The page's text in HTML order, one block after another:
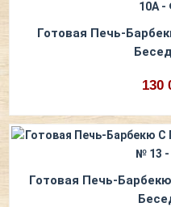
Готовая Печь-
130
Готовая Печь-